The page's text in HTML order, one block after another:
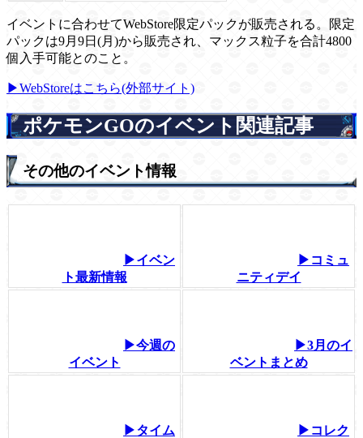
イベントに合わせてWebStore限定パックが販売される。限定
パックは9月9日(月)から販売され、マックス粒子を合計4800
個入手可能とのこと。
▶WebStoreはこちら(外部サイト)
ポケモンGOのイベント関連記事
その他のイベント情報
▶イベン
ト最新情報
▶コミュ
ニティデイ
▶今週の
イベント
▶3月のイ
ベントまとめ
▶タイム
▶コレク